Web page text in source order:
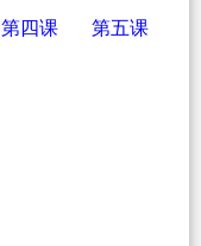
第四课 第五课